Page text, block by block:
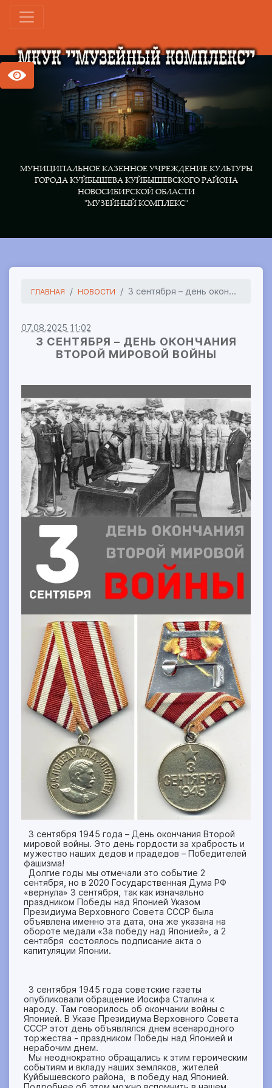
МУНИЦИПАЛЬНОЕ КАЗЕННОЕ УЧРЕЖДЕНИЕ КУЛЬТУРЫ
ГОРОДА КУЙБЫШЕВА КУЙБЫШЕВСКОГО РАЙОНА
НОВОСИБИРСКОЙ ОБЛАСТИ
"МУЗЕЙНЫЙ КОМПЛЕКС"
ГЛАВНАЯ НОВОСТИ 3 сентября – день окон...
07.08.2025 11:02
3 СЕНТЯБРЯ – ДЕНЬ ОКОНЧАНИЯ
ВТОРОЙ МИРОВОЙ ВОЙНЫ
3 сентября 1945 года – День окончания Второй
мировой войны. Это день гордости за храбрость и
мужество наших дедов и прадедов – Победителей
фашизма!
Долгие годы мы отмечали это событие 2
сентября, но в 2020 Государственная Дума РФ
«вернула» 3 сентября, так как изначально
праздником Победы над Японией Указом
Президиума Верховного Совета СССР была
объявлена именно эта дата, она же указана на
обороте медали «За победу над Японией», а 2
сентября состоялось подписание акта о
капитуляции Японии.
3 сентября 1945 года советские газеты
опубликовали обращение Иосифа Сталина к
народу. Там говорилось об окончании войны с
Японией. В Указе Президиума Верховного Совета
СССР этот день объявлялся днем всенародного
торжества - праздником Победы над Японией и
нерабочим днем.
Мы неоднократно обращались к этим героическим
событиям и вкладу наших земляков, жителей
Куйбышевского района, в победу над Японией.